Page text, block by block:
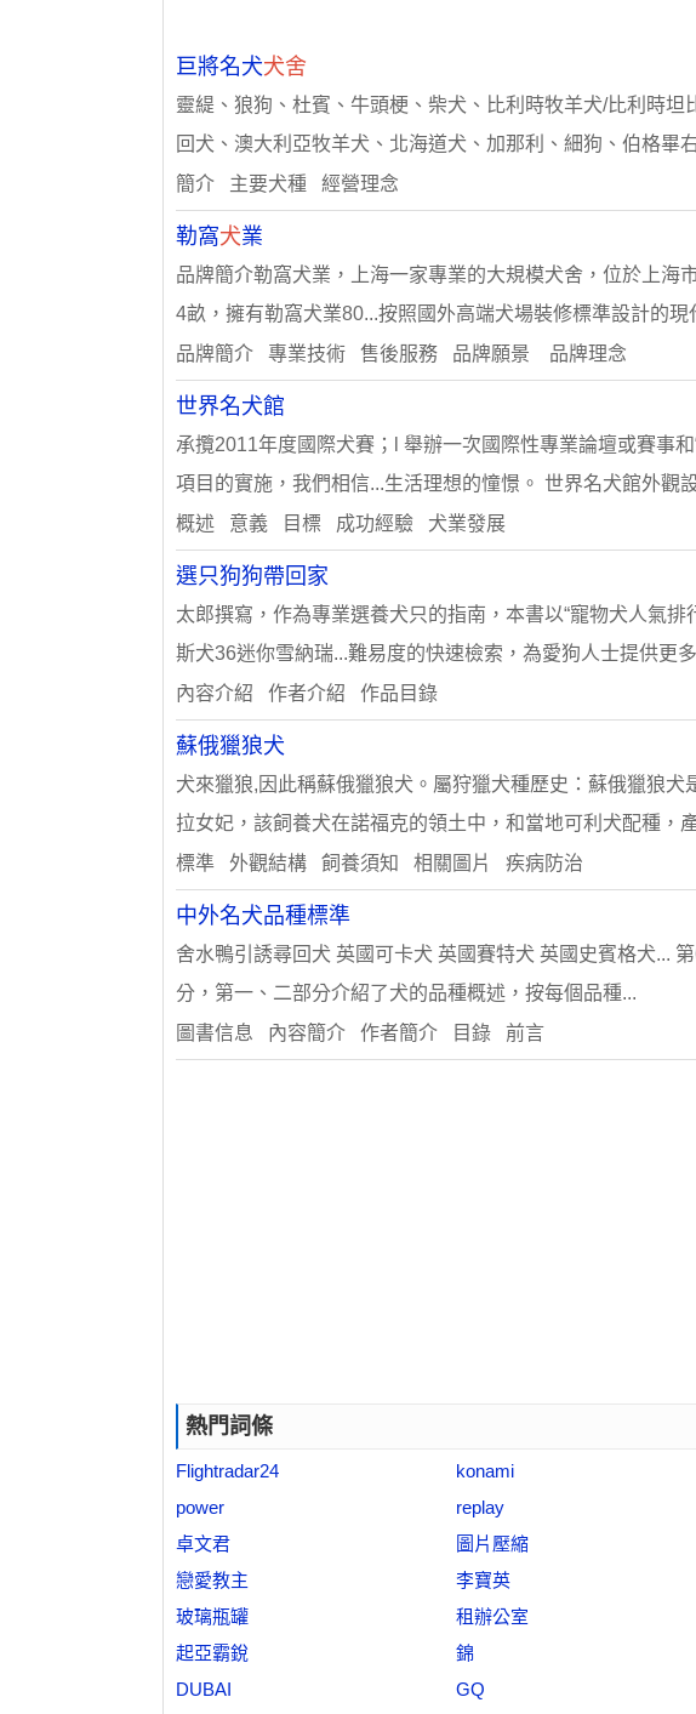
巨將名犬犬舍
靈緹、狼狗、杜賓、牛頭梗、柴犬、比利時牧羊犬/比利時
回犬、澳大利亞牧羊犬、北海道犬、加那利、細狗、伯格畢
簡介 主要犬種 經營理念
勒窩犬業
品牌簡介勒窩犬業，上海一家專業的大規模犬舍，位於上
4畝，擁有勒窩犬業80...按照國外高端犬場裝修標準設計的
品牌簡介 專業技術 售後服務 品牌願景 品牌理念
世界名犬館
承攬2011年度國際犬賽；l 舉辦一次國際性專業論壇或賽事
項目的實施，我們相信...生活理想的憧憬。 世界名犬館外觀
概述 意義 目標 成功經驗 犬業發展
選只狗狗帶回家
太郎撰寫，作為專業選養犬只的指南，本書以“寵物犬人氣
斯犬36迷你雪納瑞...難易度的快速檢索，為愛狗人士提供更
內容介紹 作者介紹 作品目錄
蘇俄獵狼犬
犬來獵狼,因此稱蘇俄獵狼犬。屬狩獵犬種歷史：蘇俄獵狼
拉女妃，該飼養犬在諾福克的領土中，和當地可利犬配種，
標準 外觀結構 飼養須知 相關圖片 疾病防治
中外名犬品種標準
舍水鴨引誘尋回犬 英國可卡犬 英國賽特犬 英國史賓格犬...
分，第一、二部分介紹了犬的品種概述，按每個品種...
圖書信息 內容簡介 作者簡介 目錄 前言
熱門詞條
Flightradar24 konami
power
replay
卓文君
圖片壓縮
戀愛教主
李寶英
玻璃瓶罐
租辦公室
起亞霸銳
錦
DUBAI
GQ